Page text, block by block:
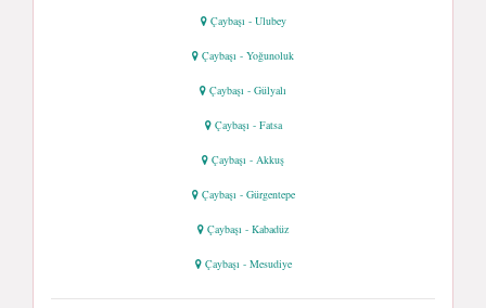
Çaybaşı - Ulubey
Çaybaşı - Yoğunoluk
Çaybaşı - Gülyalı
Çaybaşı - Fatsa
Çaybaşı - Akkuş
Çaybaşı - Gürgentepe
Çaybaşı - Kabadüz
Çaybaşı - Mesudiye